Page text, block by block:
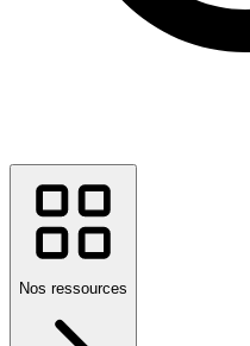
Nos ressources